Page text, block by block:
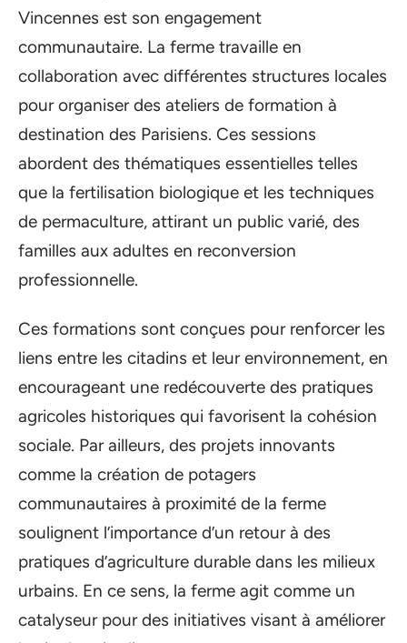
Vincennes est son engagement
communautaire. La ferme travaille en
collaboration avec différentes structures locales
pour organiser des ateliers de formation à
destination des Parisiens. Ces sessions
abordent des thématiques essentielles telles
que la fertilisation biologique et les techniques
de permaculture, attirant un public varié, des
familles aux adultes en reconversion
professionnelle.
Ces formations sont conçues pour renforcer les
liens entre les citadins et leur environnement, en
encourageant une redécouverte des pratiques
agricoles historiques qui favorisent la cohésion
sociale. Par ailleurs, des projets innovants
comme la création de potagers
communautaires à proximité de la ferme
soulignent l’importance d’un retour à des
pratiques d’agriculture durable dans les milieux
urbains. En ce sens, la ferme agit comme un
catalyseur pour des initiatives visant à améliorer